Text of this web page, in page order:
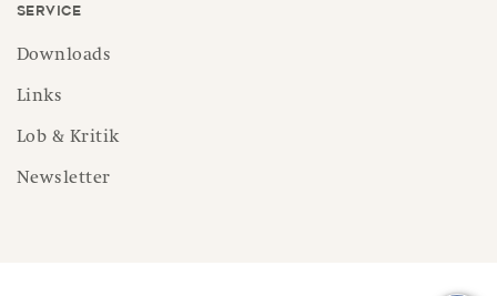
Service
Downloads
Links
Lob & Kritik
Newsletter